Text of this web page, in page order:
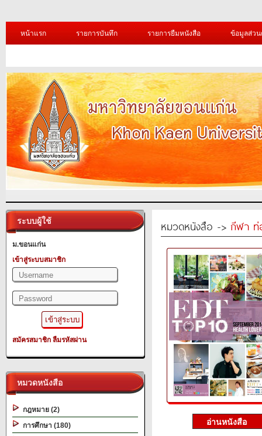
หน้าแรก รายการบันทึก รายการยืมหนังสือ ข้อมูลส่ว
ระบบผู้ใช้
ม.ขอนแก่น
เข้าสู่ระบบสมาชิก
สมัครสมาชิก ลืมรหัสผ่าน
หมวดหนังสือ
กฎหมาย (2)
การศึกษา (180)
หมวดหนังสือ -> กีฬา ท่